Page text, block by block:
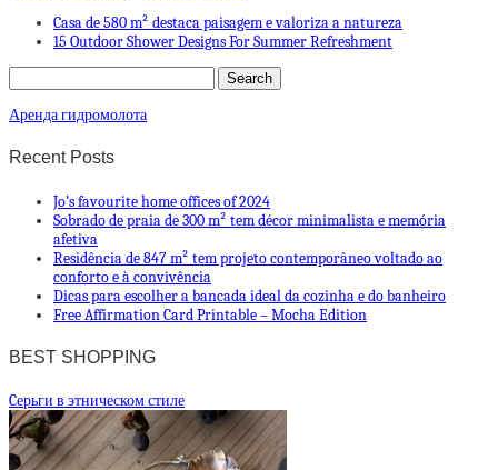
Casa de 580 m² destaca paisagem e valoriza a natureza
15 Outdoor Shower Designs For Summer Refreshment
Аренда гидромолота
Recent Posts
Jo’s favourite home offices of 2024
Sobrado de praia de 300 m² tem décor minimalista e memória
afetiva
Residência de 847 m² tem projeto contemporâneo voltado ao
conforto e à convivência
Dicas para escolher a bancada ideal da cozinha e do banheiro
Free Affirmation Card Printable – Mocha Edition
BEST SHOPPING
Cерьги в этническом стиле